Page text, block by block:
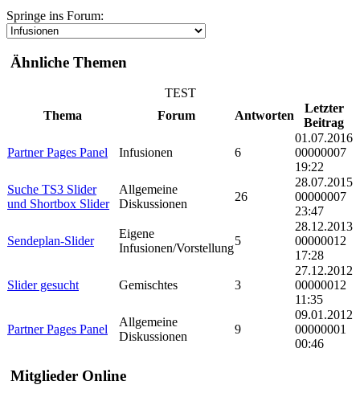
Springe ins Forum:
Ähnliche Themen
TEST
Thema
Forum Antworten
Letzter
Beitrag
Partner Pages Panel Infusionen 6
01.07.2016
00000007
19:22
Suche TS3 Slider
und Shortbox Slider
Allgemeine
Diskussionen
26
28.07.2015
00000007
23:47
Sendeplan-Slider
Eigene
Infusionen/Vorstellung
5
28.12.2013
00000012
17:28
Slider gesucht Gemischtes 3
27.12.2012
00000012
11:35
Partner Pages Panel
Allgemeine
Diskussionen
9
09.01.2012
00000001
00:46
Mitglieder Online